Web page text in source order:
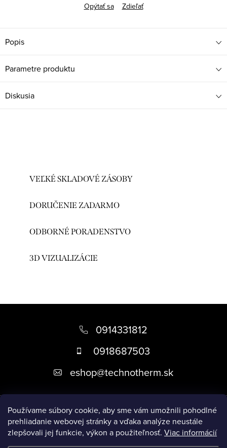
Používame súbory cookie, aby sme vám umožnili pohodlné
prehliadanie webovej stránky a vďaka analýze neustále
zlepšovali jej funkcie, výkon a použiteľnosť. Viac informácií
Opýtať sa
Zdieľať
Popis
Parametre produktu
Diskusia
VEĽKÉ SKLADOVÉ ZÁSOBY
DORUČENIE ZADARMO
ODBORNÉ PORADENSTVO
3D VIZUALIZÁCIE
i
0914331812
0918687503
eshop@technotherm.sk
Informácie
Prijímame online platby